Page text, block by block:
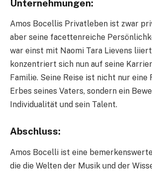
Unternehmungen:
Amos Bocellis Privatleben ist zwar
aber seine facettenreiche
war einst mit Naomi Tara Lievens
konzentriert sich nun auf seine
Familie. Seine Reise ist nicht nur eine
Erbes seines Vaters, sondern ein
Individualität und sein Talent.
Abschluss:
Amos Bocelli ist eine
die die Welten der Musik und der